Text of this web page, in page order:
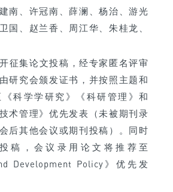
南、许冠南、薛澜、杨治、游光
国、赵兰香、周江华、朱桂龙、
征集论文投稿，经专家匿名评审
研究会颁发证书，并按照主题和
科学学研究》《科研管理》和
术管理》优先发表（未被期刊录
后其他会议或期刊投稿）。同时
稿，会议录用论文将推荐至
Development Policy》优先发